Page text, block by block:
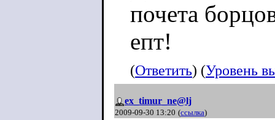
почета
епт!
(Ответить) (Уровень
ex_timur_ne@lj
2009-09-30 13:20 (ссылка)